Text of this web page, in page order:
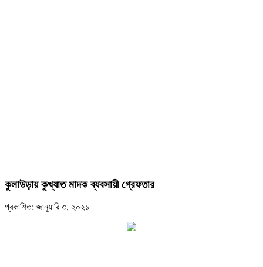
কুলাউড়ায় কুখ্যাত মাদক ব্যবসায়ী গ্রেফতার
প্রকাশিত: জানুয়ারি ৩, ২০২১